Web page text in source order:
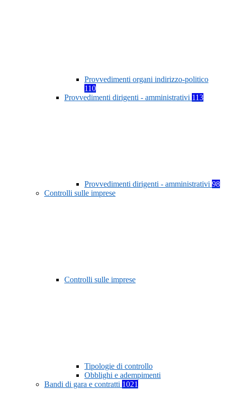
Provvedimenti organi indirizzo-politico
110
Provvedimenti dirigenti - amministrativi 113
Provvedimenti dirigenti - amministrativi 98
Controlli sulle imprese
Controlli sulle imprese
Tipologie di controllo
Obblighi e adempimenti
Bandi di gara e contratti 1021